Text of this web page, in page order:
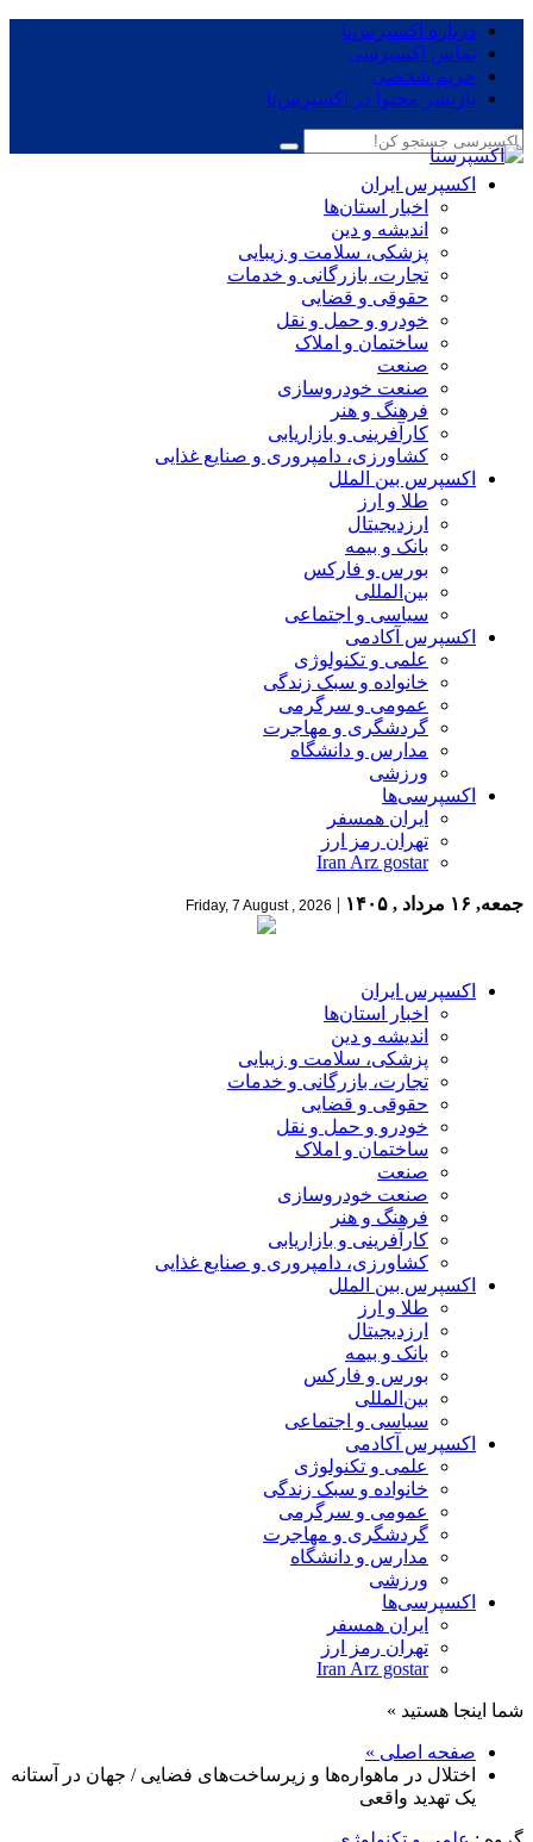
درباره اکسپرس‌نا
تماس اکسپرسی
حریم شخصی
بازنشر محتوا در اکسپرس‌نا
اکسپرس ایران
اخبار استان‌ها
اندیشه و دین
پزشکی، سلامت و زیبایی
تجارت، بازرگانی و خدمات
حقوقی و قضایی
خودرو و حمل و نقل
ساختمان و املاک
صنعت
صنعت خودروسازی
فرهنگ و هنر
کارآفرینی و بازاریابی
کشاورزی، دامپروری و صنایع غذایی
اکسپرس بین الملل
طلا و ارز
ارزدیجیتال
بانک و بیمه
بورس و فارکس
بین‌المللی
سیاسی و اجتماعی
اکسپرس آکادمی
علمی و تکنولوژی
خانواده و سبک زندگی
عمومی و سرگرمی
گردشگری و مهاجرت
مدارس و دانشگاه
ورزشی
اکسپرسی‌ها
ایران همسفر
تهران رمز ارز
Iran Arz gostar
جمعه, ۱۶ مرداد , ۱۴۰۵ |
Friday, 7 August , 2026
اکسپرس ایران
اخبار استان‌ها
اندیشه و دین
پزشکی، سلامت و زیبایی
تجارت، بازرگانی و خدمات
حقوقی و قضایی
خودرو و حمل و نقل
ساختمان و املاک
صنعت
صنعت خودروسازی
فرهنگ و هنر
کارآفرینی و بازاریابی
کشاورزی، دامپروری و صنایع غذایی
اکسپرس بین الملل
طلا و ارز
ارزدیجیتال
بانک و بیمه
بورس و فارکس
بین‌المللی
سیاسی و اجتماعی
اکسپرس آکادمی
علمی و تکنولوژی
خانواده و سبک زندگی
عمومی و سرگرمی
گردشگری و مهاجرت
مدارس و دانشگاه
ورزشی
اکسپرسی‌ها
ایران همسفر
تهران رمز ارز
Iran Arz gostar
شما اینجا هستید »
صفحه اصلی »
اختلال در ماهواره‌ها و زیرساخت‌های فضایی / جهان در آستانه
یک تهدید واقعی